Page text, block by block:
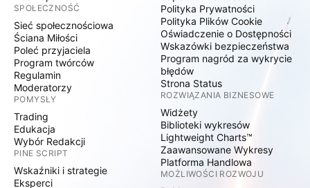
SPOŁECZNOŚĆ
Sieć społecznościowa
Ściana Miłości
Poleć przyjaciela
Program twórców
Regulamin
Moderatorzy
POMYSŁY
Trading
Edukacja
Wybór Redakcji
PINE SCRIPT
Wskaźniki i strategie
Eksperci
Polityka Prywatności
Polityka Plików Cookie
Oświadczenie o Dostępności
Wskazówki bezpieczeństwa
Program nagród za wykrycie
błędów
Strona Status
ROZWIĄZANIA BIZNESOWE
Widżety
Biblioteki wykresów
Lightweight Charts™
Zaawansowane Wykresy
Platforma Handlowa
MOŻLIWOŚCI ROZWOJU